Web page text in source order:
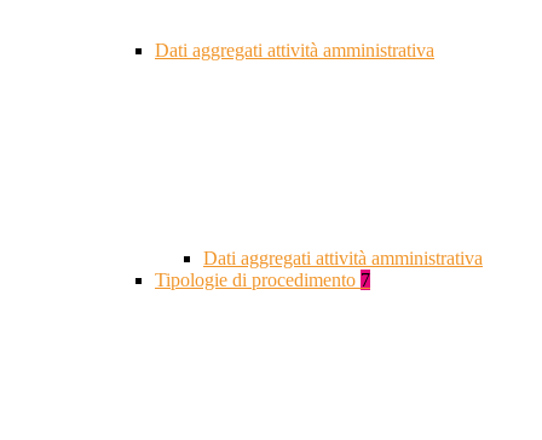
Dati aggregati attività amministrativa
Dati aggregati attività amministrativa
Tipologie di procedimento 7